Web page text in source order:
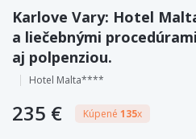
Karlove Vary: Hotel
a liečebnými
aj polpenziou.
Hotel Malta****
235 € Kúpené 135x